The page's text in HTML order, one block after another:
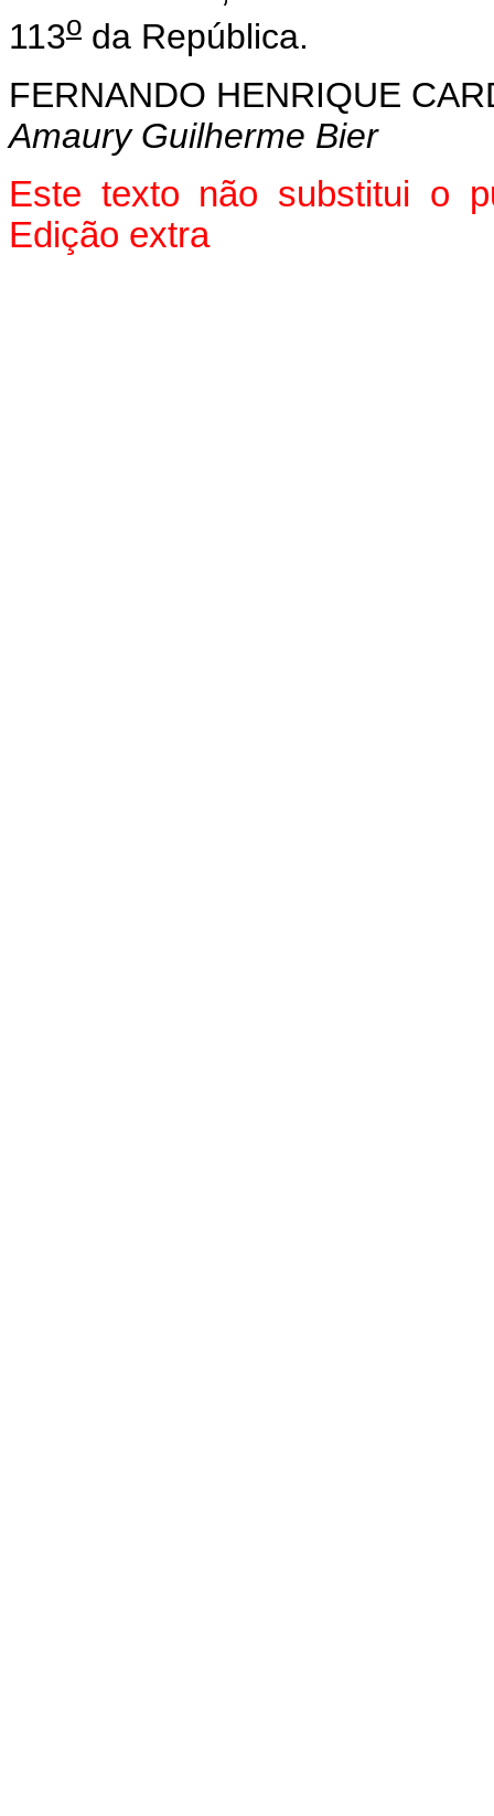
113o da República.
FERNANDO HENRIQUE
Amaury Guilherme Bier
Este texto não substitui o
Edição extra